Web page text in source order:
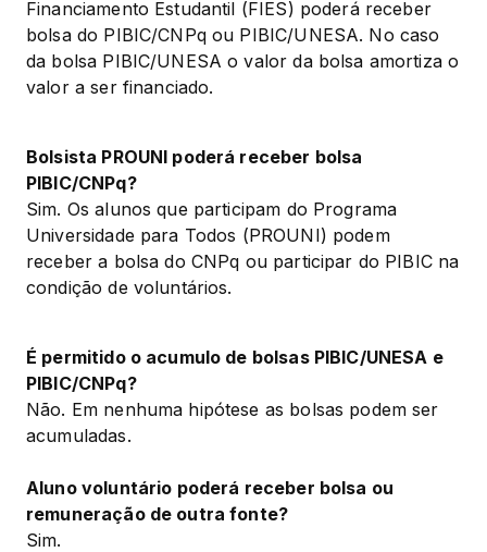
Financiamento Estudantil (FIES) poderá receber
bolsa do PIBIC/CNPq ou PIBIC/UNESA. No caso
da bolsa PIBIC/UNESA o valor da bolsa amortiza o
valor a ser financiado.
Bolsista PROUNI poderá receber bolsa
PIBIC/CNPq?
Sim. Os alunos que participam do Programa
Universidade para Todos (PROUNI) podem
receber a bolsa do CNPq ou participar do PIBIC na
condição de voluntários.
É permitido o acumulo de bolsas PIBIC/UNESA e
PIBIC/CNPq?
Não. Em nenhuma hipótese as bolsas podem ser
acumuladas.
Aluno voluntário poderá receber bolsa ou
remuneração de outra fonte?
Sim.